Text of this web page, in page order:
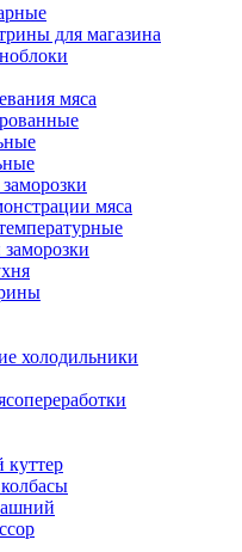
для магазина
мяса
мяса
холодильники